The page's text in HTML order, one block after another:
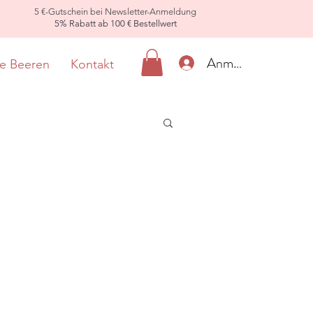
5 €-Gutschein bei Newsletter-Anmeldung
5% Rabatt ab 100 € Bestellwert
Beeren Kontakt Anmelden